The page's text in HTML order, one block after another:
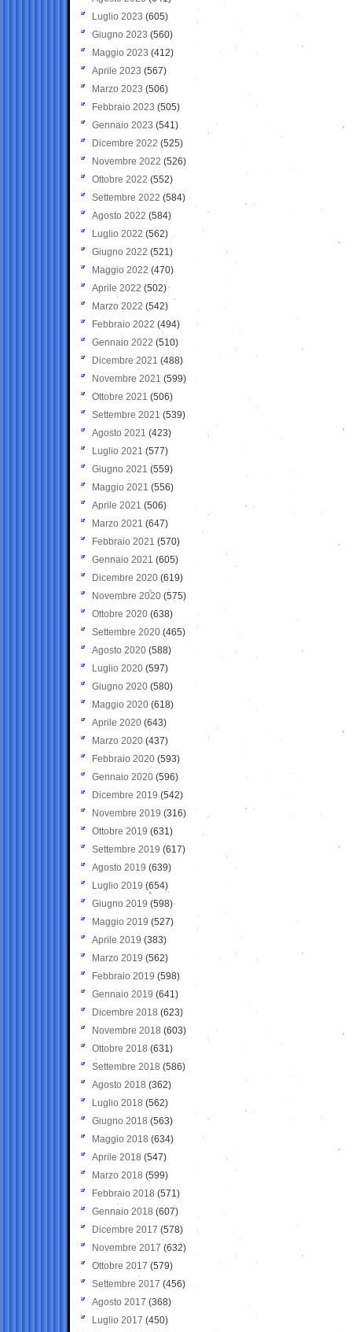
Luglio 2023 (605)
Giugno 2023 (560)
Maggio 2023 (412)
Aprile 2023 (567)
Marzo 2023 (506)
Febbraio 2023 (505)
Gennaio 2023 (541)
Dicembre 2022 (525)
Novembre 2022 (526)
Ottobre 2022 (552)
Settembre 2022 (584)
Agosto 2022 (584)
Luglio 2022 (562)
Giugno 2022 (521)
Maggio 2022 (470)
Aprile 2022 (502)
Marzo 2022 (542)
Febbraio 2022 (494)
Gennaio 2022 (510)
Dicembre 2021 (488)
Novembre 2021 (599)
Ottobre 2021 (506)
Settembre 2021 (539)
Agosto 2021 (423)
Luglio 2021 (577)
Giugno 2021(559)
Maggio 2021 (556)
Aprile 2021 (506)
Marzo 2021 (647)
Febbraio 2021 (570)
Gennaio 2021 (605)
Dicembre 2020 (619)
Novembre 2020 (575)
Ottobre 2020 (638)
Settembre 2020(465)
Agosto 2020 (588)
Luglio 2020 (597)
Giugno 2020 (580)
Maggio 2020 (618)
Aprile 2020 (643)
Marzo 2020 (437)
Febbraio 2020 (593)
Gennaio 2020 (596)
Dicembre 2019 (542)
Novembre 2019 (316)
Ottobre 2019 (631)
Settembre 2019 (617)
Agosto 2019 (639)
Luglio 2019 (654)
Giugno 2019 (598)
Maggio 2019 (527)
Aprile 2019 (383)
Marzo 2019 (562)
Febbraio 2019 (598)
Gennaio 2019 (641)
Dicembre 2018 (623)
Novembre 2018 (603)
Ottobre 2018 (631)
Settembre 2018 (586)
Agosto 2018 (362)
Luglio 2018 (562)
Giugno 2018 (563)
Maggio 2018 (634)
Aprile 2018 (547)
Marzo 2018 (599)
Febbraio 2018 (571)
Gennaio 2018 (607)
Dicembre 2017 (578)
Novembre 2017 (632)
Ottobre 2017 (579)
Settembre 2017 (456)
Agosto 2017 (368)
Luglio 2017 (450)